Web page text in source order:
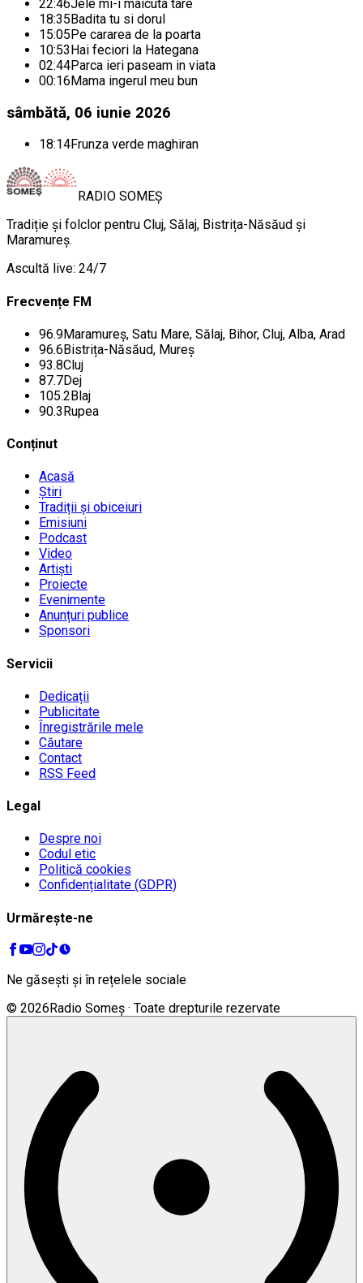
22:46Jele mi-i maicuta tare
18:35Badita tu si dorul
15:05Pe cararea de la poarta
10:53Hai feciori la Hategana
02:44Parca ieri paseam in viata
00:16Mama ingerul meu bun
sâmbătă, 06 iunie 2026
18:14Frunza verde maghiran
RADIO SOMEȘ
Tradiție și folclor pentru Cluj, Sălaj, Bistrița-Năsăud și
Maramureș.
Ascultă live: 24/7
Frecvențe FM
96.9Maramureș, Satu Mare, Sălaj, Bihor, Cluj, Alba, Arad
96.6Bistrița-Năsăud, Mureș
93.8Cluj
87.7Dej
105.2Blaj
90.3Rupea
Conținut
Acasă
Știri
Tradiții și obiceiuri
Emisiuni
Podcast
Video
Artiști
Proiecte
Evenimente
Anunțuri publice
Sponsori
Servicii
Dedicații
Publicitate
Înregistrările mele
Căutare
Contact
RSS Feed
Legal
Despre noi
Codul etic
Politică cookies
Confidențialitate (GDPR)
Urmărește-ne
Ne găsești și în rețelele sociale
© 2026Radio Someș · Toate drepturile rezervate